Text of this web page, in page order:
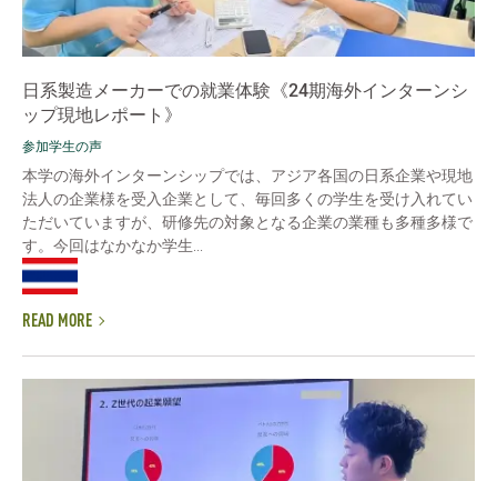
日系製造メーカーでの就業体験《24期海外インターンシ
ップ現地レポート》
参加学生の声
本学の海外インターンシップでは、アジア各国の日系企業や現地
法人の企業様を受入企業として、毎回多くの学生を受け入れてい
ただいていますが、研修先の対象となる企業の業種も多種多様で
す。今回はなかなか学生...
READ MORE